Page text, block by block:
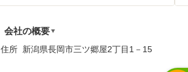
会社の概要▼
住所 新潟県長岡市三ツ郷屋2丁目1－15